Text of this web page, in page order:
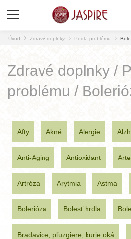
Úvod Zdravé doplnky Podľa problému
Zdravé doplnky /
problému /
Afty Akné Alergie
Anti-Aging Antioxidant
Artróza Arytmia Astma
Bolerióza Bolesť hrdla
Bradavice, pľuzgiere, kurie oká